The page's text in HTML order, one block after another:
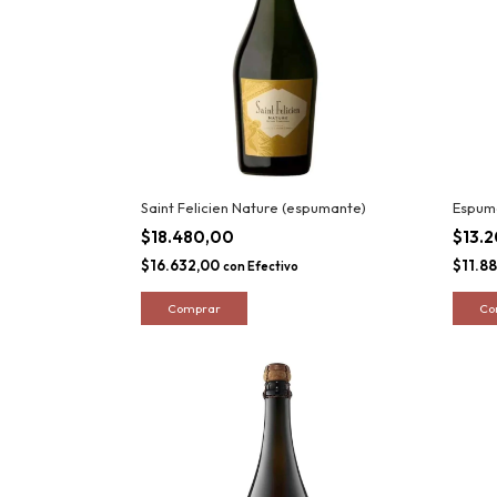
Saint Felicien Nature (espumante)
$18.480,00
$16.632,00 con Efectivo